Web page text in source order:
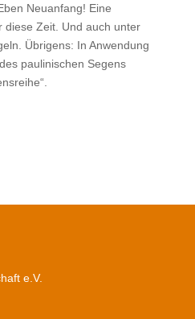
Neuanfang! Eine
diese Zeit. Und auch unter
Übrigens: In Anwendung
paulinischen Segens
e.V.